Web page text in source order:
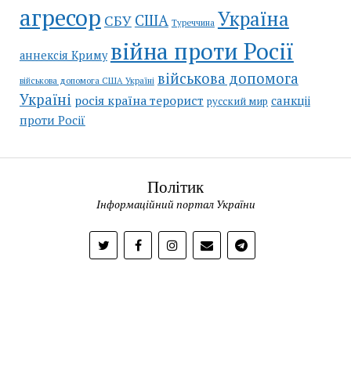
агресор СБУ США Туреччина Україна
аннексія Криму війна проти Росії
військова допомога США Україні військова допомога
Україні росія країна терорист русский мир санкціі
проти Росії
Політик
Інформаційний портал України